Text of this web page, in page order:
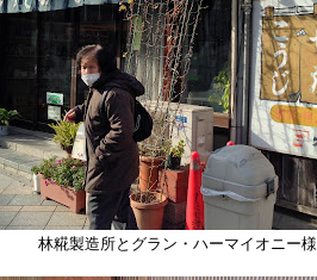
林糀製造所とグラン・ハーマイオニー様